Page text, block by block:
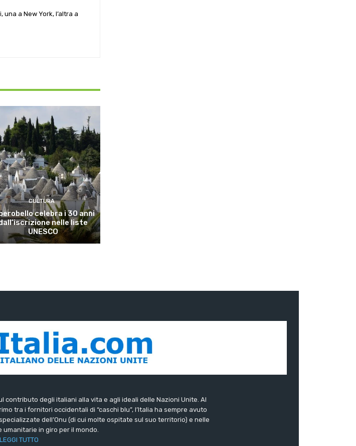
a New York, l’altra a
CULTURA
celebra i 30 anni
nelle liste
UNESCO
contributo degli italiani alla vita e agli ideali delle Nazioni Unite. Al
tra i fornitori occidentali di “caschi blu”, l’Italia ha sempre avuto
dell’Onu (di cui molte ospitate sul suo territorio) e nelle
umanitarie in giro per il mondo.
LEGGI TUTTO